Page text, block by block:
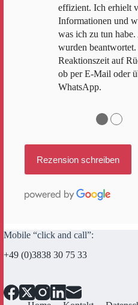
effizient. Ich erhielt
Informationen und
was ich zu tun
wurden
Reaktionszeit auf
ob per E-Mail oder
WhatsApp.
●●
Rezension schreiben
Mobile “click and call”:
+49 (0)3838 30 75 33